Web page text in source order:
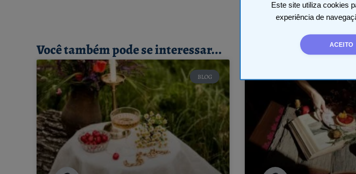
Este site utiliza cookies
experiência de
ACEITO
Você também pode se interessar...
BLOG